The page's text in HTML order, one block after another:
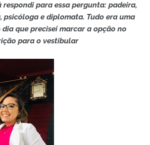
respondi para essa pergunta: padeira,
psicóloga e diplomata. Tudo era uma
que precisei marcar a opção no
para o vestibular